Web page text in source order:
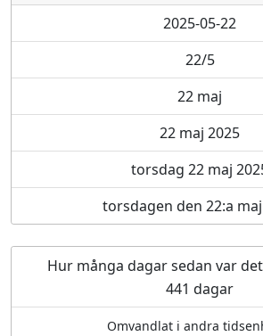
2025-05-22
22/5
22 maj
22 maj 2025
torsdag 22 maj
torsdagen den 22:a
Hur många dagar sedan var
441 dagar
Omvandlat i andra